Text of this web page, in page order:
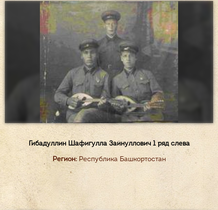
Гибадуллин Шафигулла Зайнуллович 1 ряд слева
Регион:Республика Башкортостан